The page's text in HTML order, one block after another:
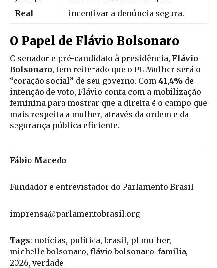
Real
incentivar a denúncia segura.
O Papel de Flávio Bolsonaro
O senador e pré-candidato à presidência, Flávio
Bolsonaro, tem reiterado que o PL Mulher será o
“coração social” de seu governo. Com 41,4% de
intenção de voto, Flávio conta com a mobilização
feminina para mostrar que a direita é o campo que
mais respeita a mulher, através da ordem e da
segurança pública eficiente.
Fábio Macedo
Fundador e entrevistador do Parlamento Brasil
imprensa@parlamentobrasil.org
Tags: notícias, política, brasil, pl mulher,
michelle bolsonaro, flávio bolsonaro, família,
2026, verdade